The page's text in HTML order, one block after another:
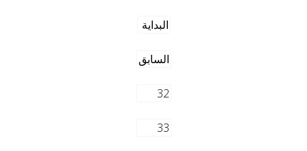
البداية
السابق
32
33